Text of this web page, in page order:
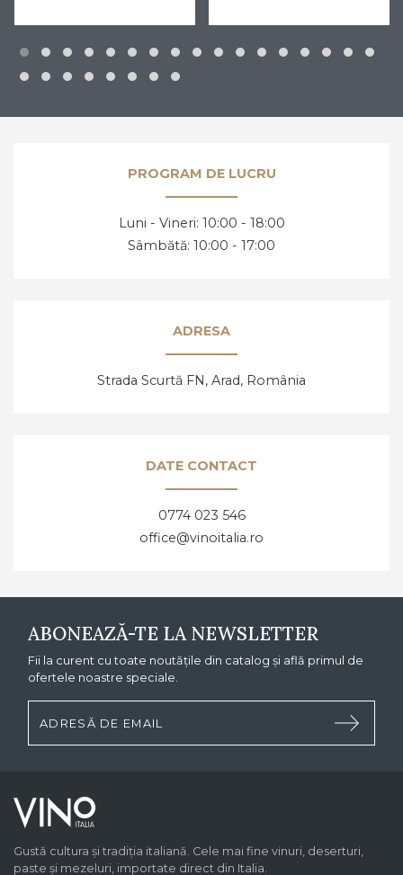
PROGRAM DE LUCRU
Luni - Vineri: 10:00 - 18:00
Sâmbătă: 10:00 - 17:00
ADRESA
Strada Scurtă FN, Arad, România
DATE CONTACT
0774 023 546
office@vinoitalia.ro
ABONEAZĂ-TE LA NEWSLETTER
Fii la curent cu toate noutățile din catalog și află primul de
ofertele noastre speciale.
Gustă cultura și tradiția italiană. Cele mai fine vinuri, deserturi,
paste și mezeluri, importate direct din Italia.
E necesară confirmarea vârsteiînainte de a
accesa acest site
DA, AM ÎMPLINIT 18 ANI